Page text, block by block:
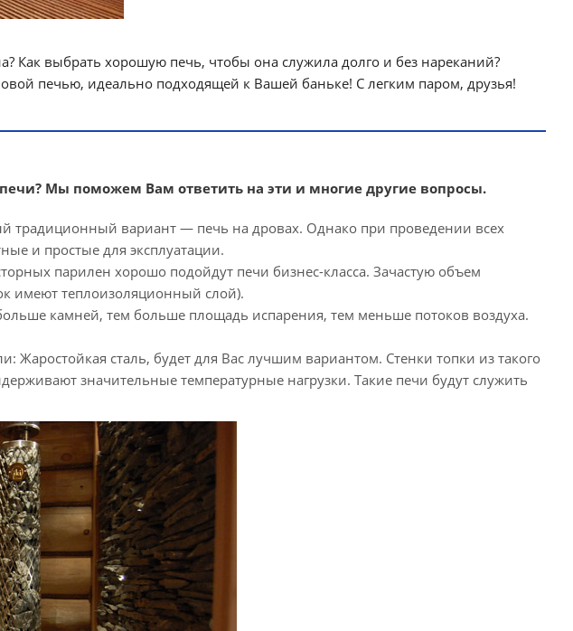
Как выбрать хорошую печь, чтобы она служила долго и без нареканий?
печью, идеально подходящей к Вашей баньке! С легким паром, друзья!
печи? Мы поможем Вам ответить на эти и многие другие вопросы.
традиционный вариант — печь на дровах. Однако при проведении всех
и простые для эксплуатации.
парилен хорошо подойдут печи бизнес-класса. Зачастую объем
имеют теплоизоляционный слой).
камней, тем больше площадь испарения, тем меньше потоков воздуха.
Жаростойкая сталь, будет для Вас лучшим вариантом. Стенки топки из такого
значительные температурные нагрузки. Такие печи будут служить